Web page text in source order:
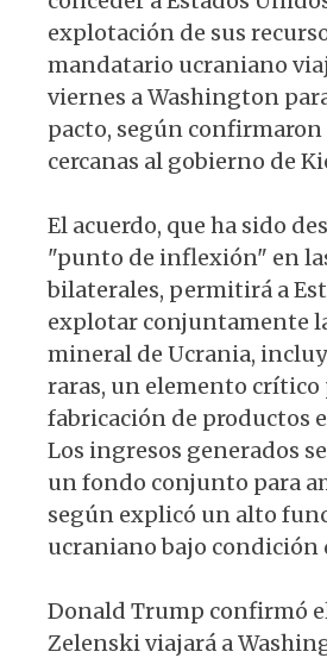
explotación de sus
mandatario ucraniano
viernes a Washington
pacto, según
cercanas al gobierno de
El acuerdo, que ha sido
"punto de inflexión" en
bilaterales, permitirá a
explotar conjuntamente
mineral de Ucrania,
raras, un elemento crítico
fabricación de productos
Los ingresos generados
un fondo conjunto para
según explicó un alto
ucraniano bajo condición
Donald Trump confirmó
Zelenski viajará a